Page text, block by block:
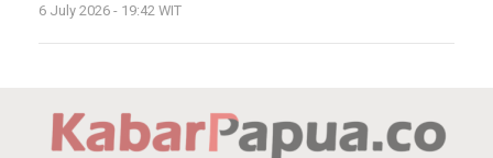
6 July 2026 - 19:42 WIT